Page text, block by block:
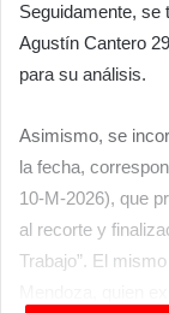
Seguidamente, se
Agustín Cantero
para su análisis.
Asimismo, se
la fecha,
10-M-2026), que
al recorte y
Trabajo”. El